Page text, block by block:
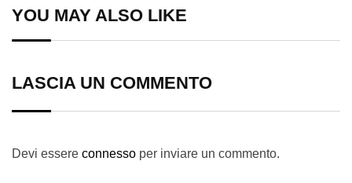
YOU MAY ALSO LIKE
LASCIA UN COMMENTO
Devi essere connesso per inviare un commento.